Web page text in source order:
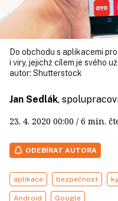
Do obchodu s aplikacemi
i viry, jejichž cílem je svého
autor: Shutterstock
Jan Sedlák,
23. 4. 2020 00:00 / 6 min.
ODEBÍRAT AUTORA
aplikace bezpečnost
Android Google